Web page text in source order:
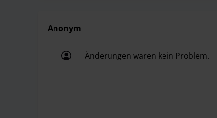
Anonym
Änderungen waren kein Problem.